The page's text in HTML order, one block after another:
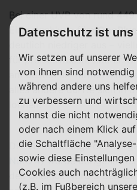
Bei einer UVP von rund
Einmalzahlung fürs
für preisbewusste Käufer.
am besten anTarifen mit
alles andere dürfte sich in
lohnen.
Die Vermarktungs des
Nord 4) wurde übrigens
des OnePlus Nord 5
Datenschutz ist
Wir setzen auf unserer
von ihnen sind
während andere uns
zu verbessern und
kannst die nicht
oder nach einem Klick
die Schaltfläche
sowie diese
Cookies auch
(z.B. im Fußbereich